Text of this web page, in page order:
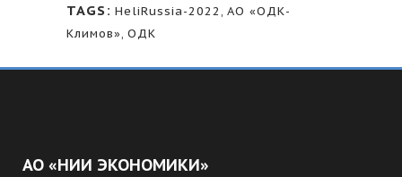
TAGS: HeliRussia-2022, АО «ОДК-
Климов», ОДК
АО «НИИ ЭКОНОМИКИ»